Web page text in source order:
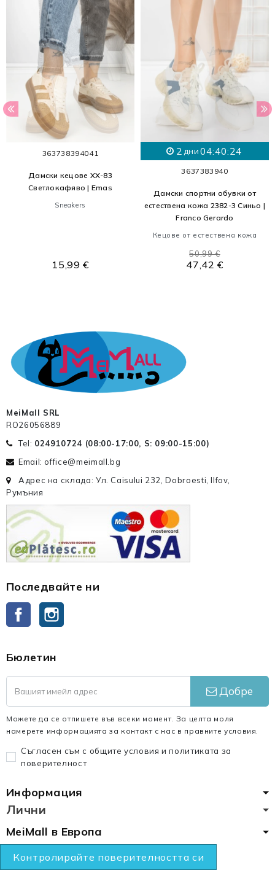
363738394041
Дамски кецове XX-83
Светлокафяво | Emas
Sneakers
15,99 €
2 дни 04:40:23
3637383940
Дамски спортни обувки от
естествена кожа 2382-3 Синьо |
Franco Gerardo
Кецове от естествена кожа
47,42 €
50,99 €
MeiMall SRL
RO26056889
Tel: 024910724 (08:00-17:00, S: 09:00-15:00)
Email: office@meimall.bg
Адрес на склада: Ул. Caisului 232, Dobroesti, Ilfov,
Румъния
Последвайте ни
Facebook
Бюлетин
Добре
Можете да се отпишете във всеки момент. За целта моля
намерете информацията за контакт с нас в правните условия.
Съгласен съм с общите условия и политиката за
поверителност
Информация
Лични
MeiMall в Европа
Контролирайте поверителността си